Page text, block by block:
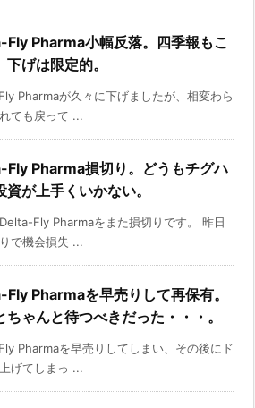
Fly Pharma小幅反落。四季報もこ
下げは限定的。
Pharmaが久々に下げましたが、相変わら
ても戻って ...
Fly Pharma損切り。どうもチグハ
資が上手くいかない。
Fly Pharmaをまた損切りです。 昨日
で機会損失 ...
Pharmaを早売りして再保有。
ちゃんと待つべきだった・・・。
Pharmaを早売りしてしまい、その後にド
げてしまっ ...